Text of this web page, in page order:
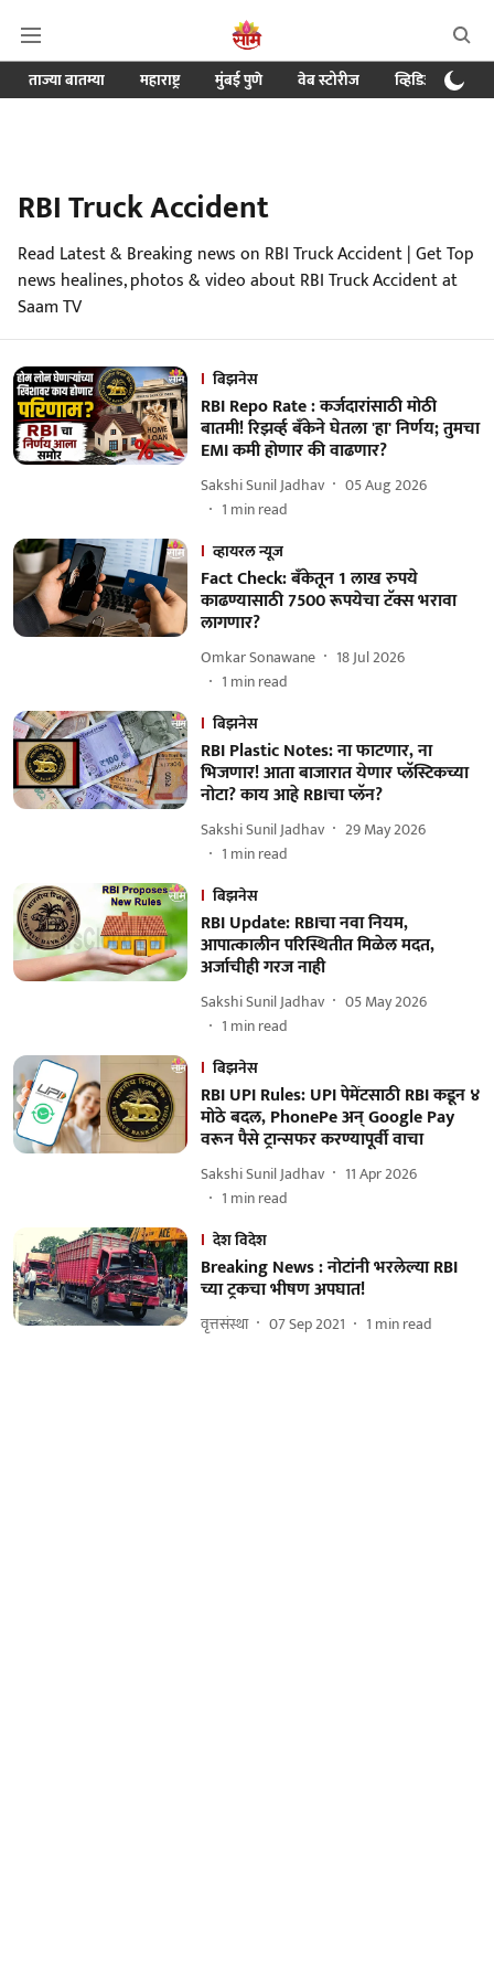
ताज्या बातम्या महाराष्ट्र मुंबई पुणे वेब स्टोरीज व्हिडिओ
RBI Truck Accident
Read Latest & Breaking news on RBI Truck Accident | Get Top
news healines, photos & video about RBI Truck Accident at
Saam TV
बिझनेस
RBI Repo Rate : कर्जदारांसाठी मोठी
बातमी! रिझर्व्ह बँकेने घेतला 'हा' निर्णय; तुमचा
EMI कमी होणार की वाढणार?
Sakshi Sunil Jadhav
05 Aug 2026
1 min read
व्हायरल न्यूज
Fact Check: बँकेतून 1 लाख रुपये
काढण्यासाठी 7500 रूपयेचा टॅक्स भरावा
लागणार?
Omkar Sonawane
18 Jul 2026
1 min read
बिझनेस
RBI Plastic Notes: ना फाटणार, ना
भिजणार! आता बाजारात येणार प्लॅस्टिकच्या
नोटा? काय आहे RBIचा प्लॅन?
Sakshi Sunil Jadhav
29 May 2026
1 min read
बिझनेस
RBI Update: RBIचा नवा नियम,
आपात्कालीन परिस्थितीत मिळेल मदत,
अर्जाचीही गरज नाही
Sakshi Sunil Jadhav
05 May 2026
1 min read
बिझनेस
RBI UPI Rules: UPI पेमेंटसाठी RBI कडून ४
मोठे बदल, PhonePe अन् Google Pay
वरून पैसे ट्रान्सफर करण्यापूर्वी वाचा
Sakshi Sunil Jadhav
11 Apr 2026
1 min read
देश विदेश
Breaking News : नोटांनी भरलेल्या RBI
च्या ट्रकचा भीषण अपघात!
वृत्तसंस्था 07 Sep 2021 1 min read